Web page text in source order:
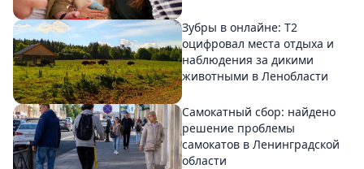
Зубры в онлайне: Т2
оцифровал места отдыха и
наблюдения за дикими
животными в Ленобласти
Самокатный сбор: найдено
решение проблемы
самокатов в Ленинградской
области